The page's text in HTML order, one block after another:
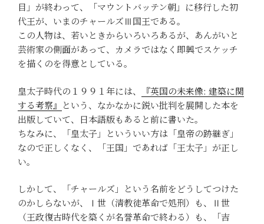
目」が終わって、「マウントバッテン朝」に移行した初
代王が、いまのチャールズⅢ国王である。
この人物は、若いときからいろいろあるが、あんがいと
芸術家の側面があって、カメラではなく即興でスケッチ
を描くのを得意としている。
皇太子時代の１９９１年には、
『英国の未来像: 建築に関
する考察』 という、なかなかに鋭い批判を展開した本を
出版していて、日本語版もあると前に書いた。
ちなみに、「皇太子」といういい方は「皇帝の跡継ぎ」
なので正しくなく、「王国」であれば「王太子」が正し
い。
しかして、「チャールズ」という名前をどうしてつけた
のかしらないが、Ⅰ世（清教徒革命で処刑）も、Ⅱ世
（王政復古時代を築くが名誉革命で終わる）も、「吉